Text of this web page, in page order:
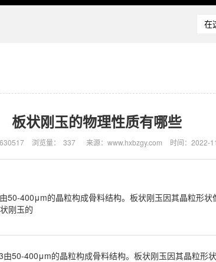
板状刚玉的物理性质有哪些
浏览量： 337 来源：www.hxbzgy.com 时间：2022-
50-400μm的晶粒构成骨料结构。板状刚玉因其晶粒形
刚玉的
400μm的晶粒构成骨料结构。板状刚玉因其晶粒形